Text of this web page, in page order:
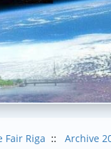
Fair Riga :: Archive